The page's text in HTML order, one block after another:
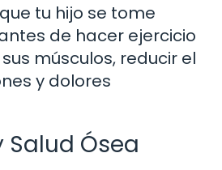
tu hijo se tome
de hacer ejercicio
músculos, reducir el
y dolores
Ósea